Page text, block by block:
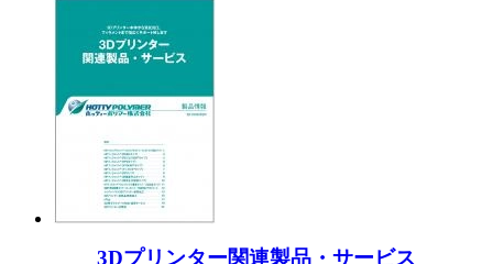
3Dプリンター関連製品・サービス